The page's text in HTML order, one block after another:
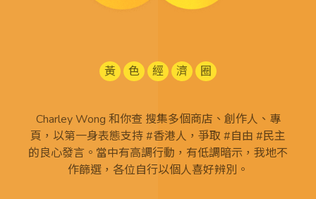
黃 色 經 濟 圈
Charley Wong 和你查 搜集多個商店、創作人、專
頁，以第一身表態支持 #香港人，爭取 #自由 #民主
的良心發言。當中有高調行動，有低調暗示，我地不
作篩選，各位自行以個人喜好辨別。